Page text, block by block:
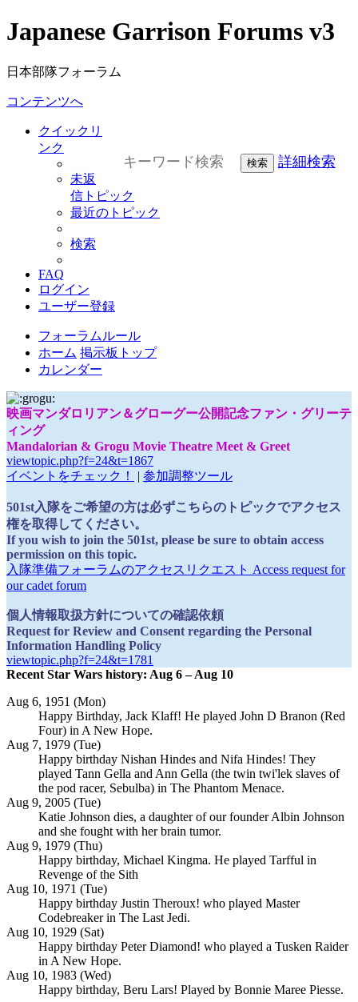
Japanese Garrison Forums v3
日本部隊フォーラム
コンテンツへ
検索 詳細検索
クイックリ
ンク
未返
信トピック
最近のトピック
検索
FAQ
ログイン
ユーザー登録
フォーラムルール
ホーム 掲示板トップ
カレンダー
映画マンダロリアン＆グローグー公開記念ファン・グリーテ
ィング
Mandalorian & Grogu Movie Theatre Meet & Greet
viewtopic.php?f=24&t=1867
イベントをチェック！
| 参加調整ツール
501st入隊をご希望の方は必ずこちらのトピックでアクセス
権を取得してください。
If you wish to join the 501st, please be sure to obtain access
permission on this topic.
入隊準備フォーラムのアクセスリクエスト Access request for
our cadet forum
個人情報取扱方針についての確認依頼
Request for Review and Consent regarding the Personal
Information Handling Policy
viewtopic.php?f=24&t=1781
Recent Star Wars history: Aug 6 – Aug 10
Aug 6, 1951 (Mon)
Happy Birthday, Jack Klaff! He played John D Branon (Red
Four) in A New Hope.
Aug 7, 1979 (Tue)
Happy birthday Nishan Hindes and Nifa Hindes! They
played Tann Gella and Ann Gella (the twin twi'lek slaves of
the pod racer, Sebulba) in The Phantom Menace.
Aug 9, 2005 (Tue)
Katie Johnson dies, a daughter of our founder Albin Johnson
and she fought with her brain tumor.
Aug 9, 1979 (Thu)
Happy birthday, Michael Kingma. He played Tarfful in
Revenge of the Sith
Aug 10, 1971 (Tue)
Happy birthday Justin Theroux! who played Master
Codebreaker in The Last Jedi.
Aug 10, 1929 (Sat)
Happy birthday Peter Diamond! who played a Tusken Raider
in A New Hope.
Aug 10, 1983 (Wed)
Happy birthday, Beru Lars! Played by Bonnie Maree Piesse.